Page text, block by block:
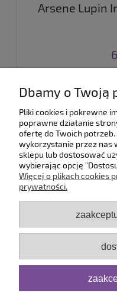
Arsene Lupin
« 1 2 3
Dbamy o Twoją
Pliki cookies i pokrewne
poprawne działanie
ofertę do Twoich
wykorzystanie przez nas
sklepu lub dostosować
wybierając opcję
Więcej o plikach cookies
prywatności.